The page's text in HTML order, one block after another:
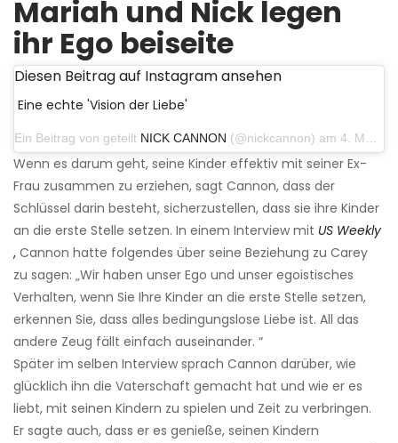
Mariah und Nick legen
ihr Ego beiseite
Diesen Beitrag auf Instagram ansehen
Eine echte 'Vision der Liebe'
Ein Beitrag von geteilt NICK CANNON (@nickcannon) am 4. März 2019 um 5:08 Uhr PST
Wenn es darum geht, seine Kinder effektiv mit seiner Ex-
Frau zusammen zu erziehen, sagt Cannon, dass der
Schlüssel darin besteht, sicherzustellen, dass sie ihre Kinder
an die erste Stelle setzen. In einem Interview mit US Weekly
, Cannon hatte folgendes über seine Beziehung zu Carey
zu sagen: „Wir haben unser Ego und unser egoistisches
Verhalten, wenn Sie Ihre Kinder an die erste Stelle setzen,
erkennen Sie, dass alles bedingungslose Liebe ist. All das
andere Zeug fällt einfach auseinander. “
Später im selben Interview sprach Cannon darüber, wie
glücklich ihn die Vaterschaft gemacht hat und wie er es
liebt, mit seinen Kindern zu spielen und Zeit zu verbringen.
Er sagte auch, dass er es genieße, seinen Kindern